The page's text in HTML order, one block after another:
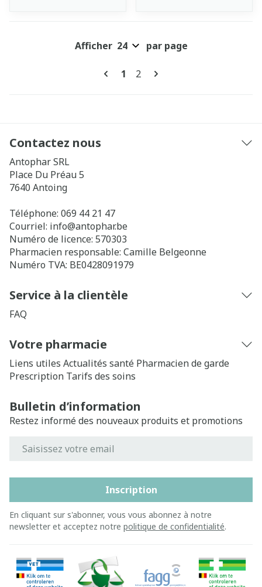
Pages
Vous lisez actuellement la
1 Page
2
Afficher par page
Contactez nous
Antophar SRL
Place Du Préau 5
7640 Antoing
Téléphone: 069 44 21 47
Courriel: info@antophar.be
Numéro de licence: 570303
Pharmacien responsable: Camille Belgeonne
Numéro TVA: BE0428091979
Service à la clientèle
FAQ
Votre pharmacie
Liens utiles Actualités santé Pharmacien de garde
Prescription Tarifs des soins
Bulletin d’information
Restez informé des nouveaux produits et promotions
Inscription
En cliquant sur s'abonner, vous vous abonnez à notre
newsletter et acceptez notre politique de confidentialité.